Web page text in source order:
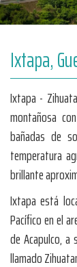
Ixtapa,
Ixtapa -
montañosa
bañadas de
temperatura
brillante
Ixtapa está
Pacífico en el
de Acapulco,
llamado